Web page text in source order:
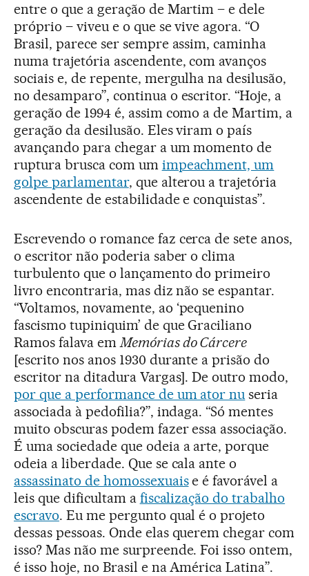
entre o que a geração de Martim – e dele
próprio – viveu e o que se vive agora. “O
Brasil, parece ser sempre assim, caminha
numa trajetória ascendente, com avanços
sociais e, de repente, mergulha na desilusão,
no desamparo”, continua o escritor. “Hoje, a
geração de 1994 é, assim como a de Martim, a
geração da desilusão. Eles viram o país
avançando para chegar a um momento de
ruptura brusca com um impeachment, um
golpe parlamentar, que alterou a trajetória
ascendente de estabilidade e conquistas”.
Escrevendo o romance faz cerca de sete anos,
o escritor não poderia saber o clima
turbulento que o lançamento do primeiro
livro encontraria, mas diz não se espantar.
“Voltamos, novamente, ao ‘pequenino
fascismo tupiniquim’ de que Graciliano
Ramos falava emMemórias do Cárcere
[escrito nos anos 1930 durante a prisão do
escritor na ditadura Vargas]. De outro modo,
por que a performance de um ator nu seria
associada à pedofilia?”, indaga. “Só mentes
muito obscuras podem fazer essa associação.
É uma sociedade que odeia a arte, porque
odeia a liberdade. Que se cala ante o
assassinato de homossexuaise é favorável a
leis que dificultam a fiscalização do trabalho
escravo. Eu me pergunto qual é o projeto
dessas pessoas. Onde elas querem chegar com
isso? Mas não me surpreende. Foi isso ontem,
é isso hoje, no Brasil e na América Latina”.